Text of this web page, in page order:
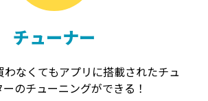
チューナー
わなくてもアプリに搭載されたチュ
のチューニングができる！